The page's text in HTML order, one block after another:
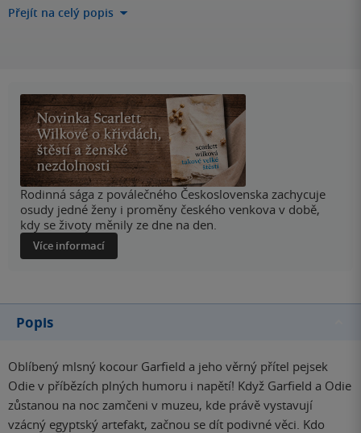
Přejít na celý popis
Rodinná sága z poválečného Československa zachycuje
osudy jedné ženy i proměny českého venkova v době,
kdy se životy měnily ze dne na den.
Více informací
Popis
Oblíbený mlsný kocour Garfield a jeho věrný přítel pejsek
Odie v příbězích plných humoru i napětí! Když Garfield a Odie
zůstanou na noc zamčeni v muzeu, kde právě vystavují
vzácný egyptský artefakt, začnou se dít podivné věci. Kdo